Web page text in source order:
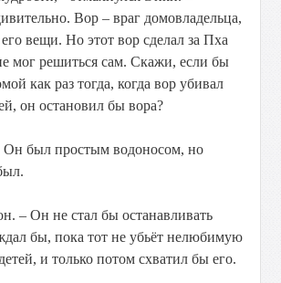
Вор – враг домовладельца,
вещи. Но этот вор сделал за Пха
мог решиться сам. Скажи, если бы
как раз тогда, когда вор убивал
он остановил бы вора?
Он был простым водоносом, но
– Он не стал бы останавливать
бы, пока тот не убьёт нелюбимую
и только потом схватил бы его.